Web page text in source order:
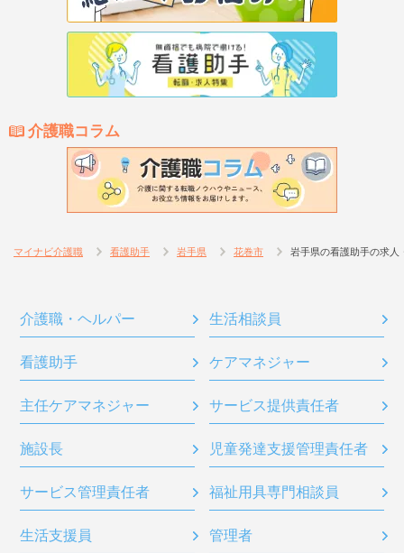
介護職コラム
マイナビ介護職 看護助手 岩手県 花巻市 岩手県の看護助手の求人
介護職・ヘルパー 生活相談員
看護助手 ケアマネジャー
主任ケアマネジャー サービス提供責任者
施設長 児童発達支援管理責任者
サービス管理責任者 福祉用具専門相談員
生活支援員 管理者